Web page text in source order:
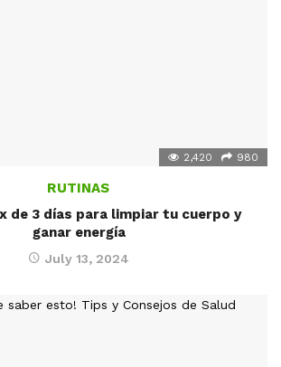
2,420 980
RUTINAS
de 3 días para limpiar tu cuerpo y
ganar energía
July 13, 2024